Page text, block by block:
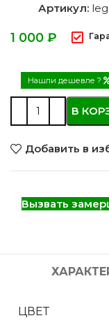
Артикул:
₽
Нашли дешевле ?
В
Добавить в
Вызвать
ЦВЕТ